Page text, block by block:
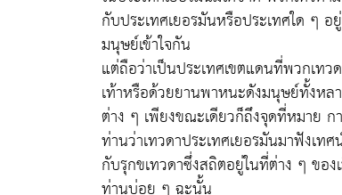
กับประเทศเยอรมันหรือประเทศใด ๆ
มนุษย์เข้าใจกัน
แต่ถือว่าเป็นประเทศเขตแดนที่พวกเทว
เท้าหรือด้วยยานพาหนะดังมนุษย์ทั้งหล
ต่าง ๆ เพียงขณะเดียวก็ถึงจุดที่หมาย ก
ท่านว่าเทวดาประเทศเยอรมันมาฟังเท
กับรุกขเทวดาซึ่งสถิตอยู่ในที่ต่าง ๆ ของ